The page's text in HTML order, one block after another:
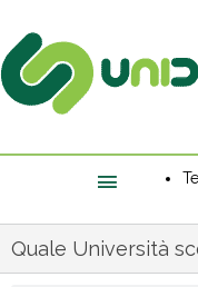
l'header
Quale Università